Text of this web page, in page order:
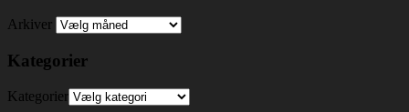
Arkiver
Kategorier
Kategorier